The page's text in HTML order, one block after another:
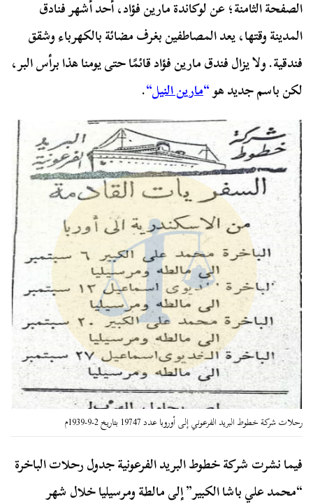
الصفحة الثامنة؛ عن لوكاندة مارين فؤاد، أحد أشهر فنادق
المدينة وقتها، يعد المصاطفين بغرف مضائة بالكهرباء وشقق
فندقية. ولا يزال فندق مارين فؤاد قائمًا حتى يومنا هذا برأس البر،
لكن باسم جديد هو“مارين النيل“
.
رحلات شركة خطوط البريد الفرعوني إلى أوروبا عدد 19747 بتاريخ 2-9-1939م
فيما نشرت شركة خطوط البريد الفرعونية جدول رحلات الباخرة
“محمد علي باشا الكبير” إلى مالطة ومرسيليا خلال شهر